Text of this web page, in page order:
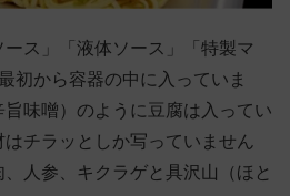
ス」「液体ソース」「特製マ
初から容器の中に入っていま
味噌）のように豆腐は入ってい
はチラッとしか写っていません
人参、キクラゲと具沢山（ほと